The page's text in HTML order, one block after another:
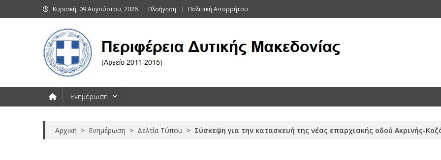
to
Κυριακή, 09 Αυγούστου, 2026 Πλοήγηση Πολιτική Απορρήτου
Περιφέρεια Δυτικής Μακεδονίας (Αρχείο 2011-2015)
Ενημέρωση
Αρχική > Ενημέρωση > Δελτία Τύπου > Σύσκεψη για την κατασκευή της νέας επαρχιακής οδού Ακρινής-